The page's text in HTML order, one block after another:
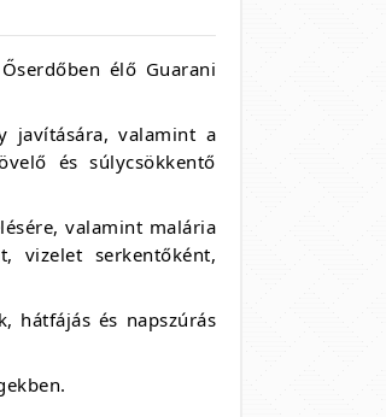
élő Guarani
javítására, valamint a
és súlycsökkentő
valamint malária
vizelet serkentőként,
hátfájás és napszúrás